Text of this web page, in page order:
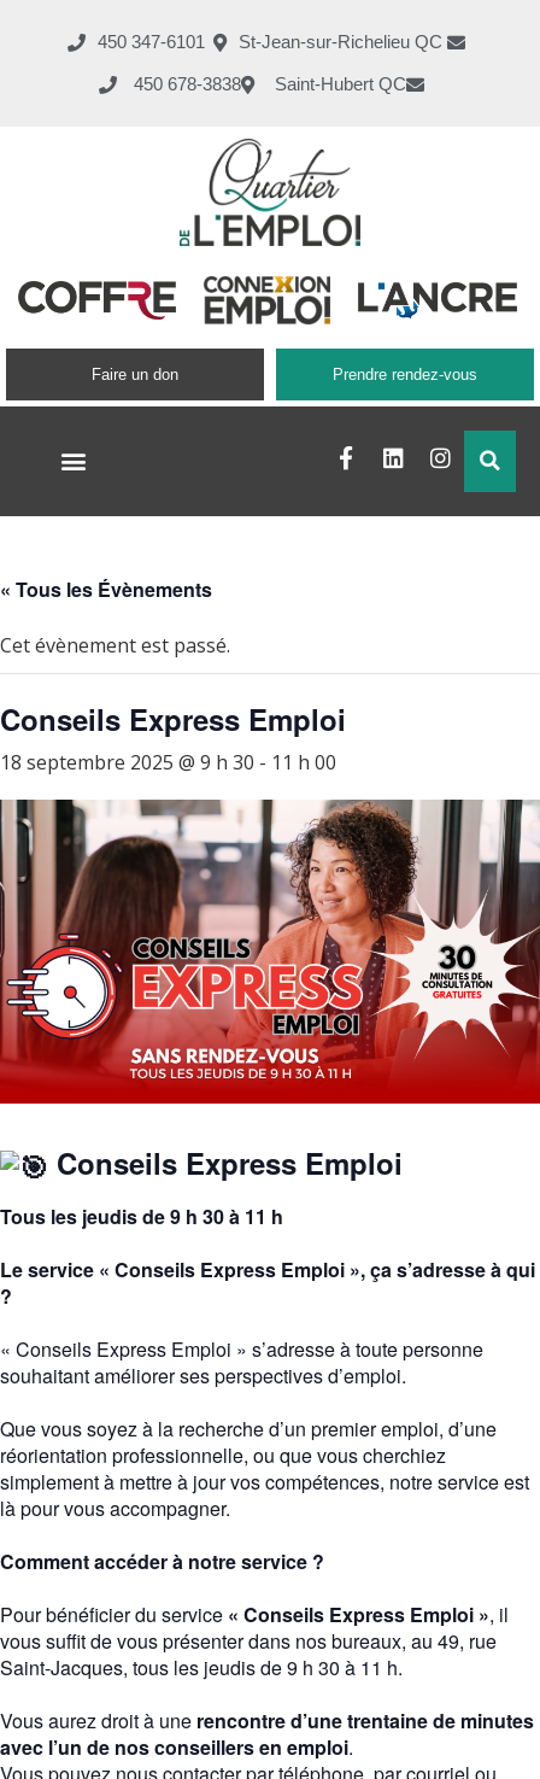
450 347-6101 St-Jean-sur-Richelieu QC
450 678-3838 Saint-Hubert QC
Faire un don Prendre rendez-vous
« Tous les Évènements
Cet évènement est passé.
Conseils Express Emploi
18 septembre 2025 @ 9 h 30 - 11 h 00
Conseils Express Emploi
Tous les jeudis de 9 h 30 à 11 h
Le service « Conseils Express Emploi », ça s’adresse à qui
?
« Conseils Express Emploi » s’adresse à toute personne
souhaitant améliorer ses perspectives d’emploi.
Que vous soyez à la recherche d’un premier emploi, d’une
réorientation professionnelle, ou que vous cherchiez
simplement à mettre à jour vos compétences, notre service est
là pour vous accompagner.
Comment accéder à notre service ?
Pour bénéficier du service « Conseils Express Emploi », il
vous suffit de vous présenter dans nos bureaux, au 49, rue
Saint-Jacques, tous les jeudis de 9 h 30 à 11 h.
Vous aurez droit à une rencontre d’une trentaine de minutes
avec l’un de nos conseillers en emploi.